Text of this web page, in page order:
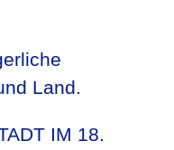
Land.
IM 18.